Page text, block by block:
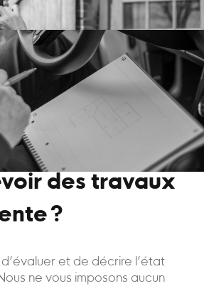
des travaux
?
et de décrire l’état
ne vous imposons aucun